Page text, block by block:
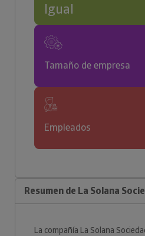
Igual
Tamaño de empresa
Empleados
Resumen de La Solana
La compañía La Solana